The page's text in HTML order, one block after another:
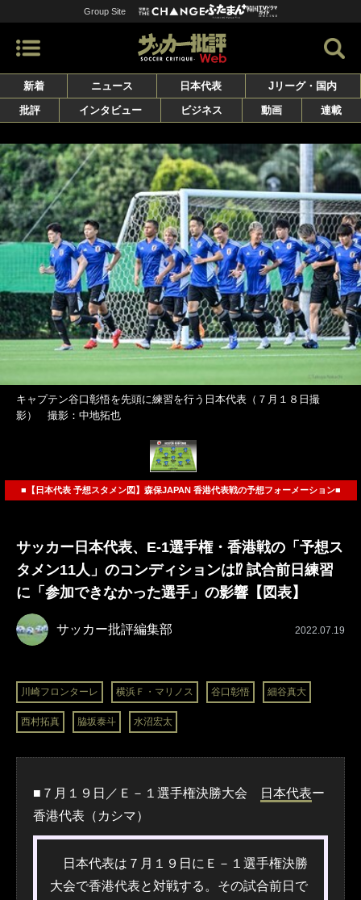
Group Site
新着 ニュース 日本代表
Jリーグ・国内
批評
インタビュー ビジネス 動画 連載
キャプテン谷口彰悟を先頭に練習を行う日本代表（７月１８日撮
影） 撮影：中地拓也
■【日本代表 予想スタメン図】森保JAPAN 香港代表戦の予想フォーメーション■
サッカー日本代表、E-1選手権・香港戦の「予想ス
タメン11人」のコンディションは⁉ 試合前日練習
に「参加できなかった選手」の影響【図表】
サッカー批評編集部 2022.07.19
川崎フロンターレ 横浜Ｆ・マリノス 谷口彰悟 細谷真大
西村拓真 脇坂泰斗 水沼宏太
■７月１９日／Ｅ－１選手権決勝大会 日本代表ー
香港代表（カシマ）
日本代表は７月１９日にＥ－１選手権決勝
大会で香港代表と対戦する。その試合前日で